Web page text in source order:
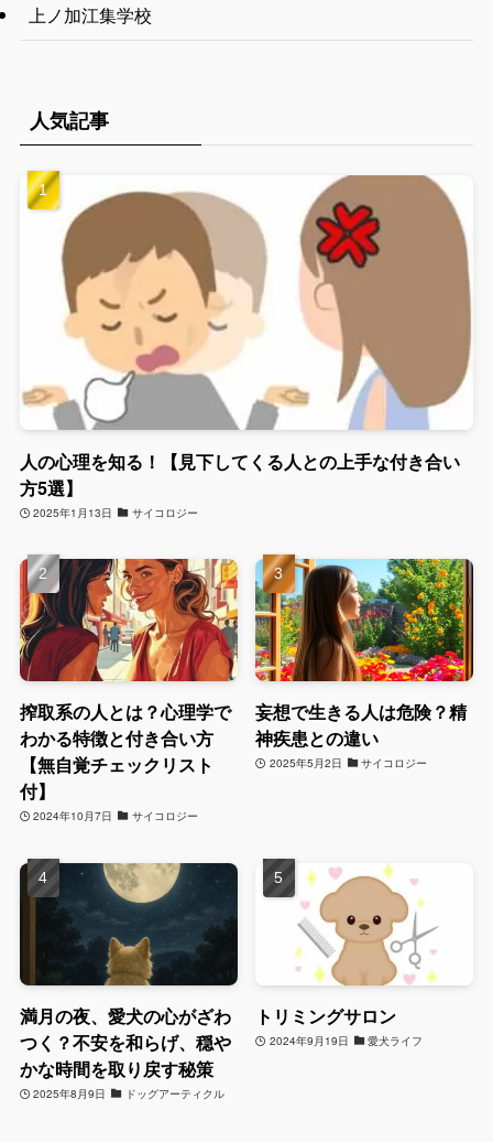
上ノ加江集学校
人気記事
人の心理を知る！【見下してくる人との上手な付き合い
方5選】
2025年1月13日 サイコロジー
搾取系の人とは？心理学で
わかる特徴と付き合い方
【無自覚チェックリスト
付】
2024年10月7日 サイコロジー
妄想で生きる人は危険？精
神疾患との違い
2025年5月2日 サイコロジー
満月の夜、愛犬の心がざわ
つく？不安を和らげ、穏や
かな時間を取り戻す秘策
2025年8月9日 ドッグアーティクル
トリミングサロン
2024年9月19日 愛犬ライフ